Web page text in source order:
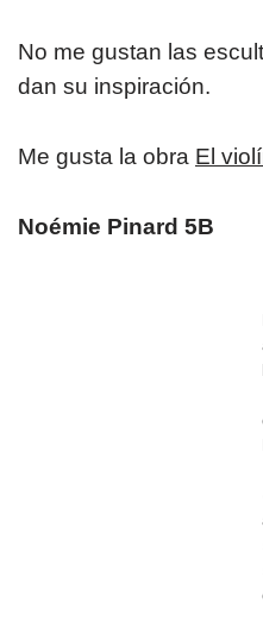
​No me gustan las
dan su inspiración.
Me gusta la obra El
Noémie Pinard 5B